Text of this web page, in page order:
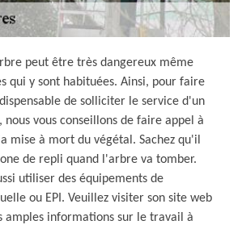
peut être très dangereux même
qui y sont habituées. Ainsi, pour faire
de solliciter le service d'un
vous conseillons de faire appel à
mise à mort du végétal. Sachez qu'il
de repli quand l'arbre va tomber.
utiliser des équipements de
ou EPI. Veuillez visiter son site web
amples informations sur le travail à